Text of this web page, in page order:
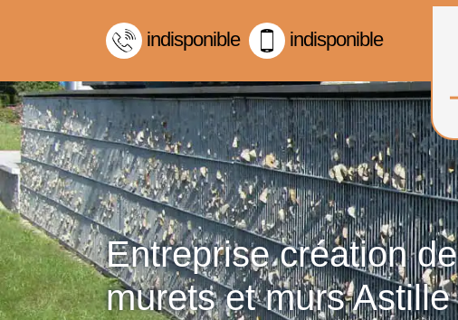
indisponible indisponible
Entreprise création de
murets et murs Astille